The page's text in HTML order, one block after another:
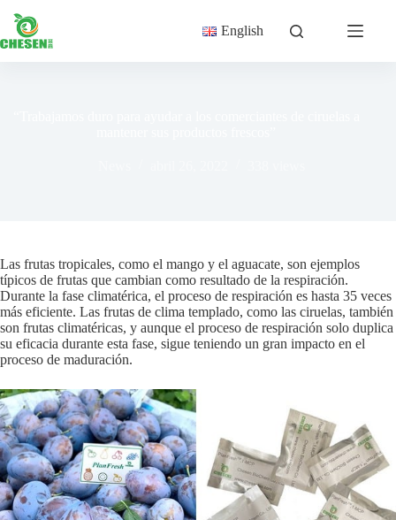
contenido
English
Las frutas tropicales, como el mango y el aguacate, son ejemplos
típicos de frutas que cambian como resultado de la respiración.
Durante la fase climatérica, el proceso de respiración es hasta 35 veces
más eficiente. Las frutas de clima templado, como las ciruelas, también
son frutas climatéricas, y aunque el proceso de respiración solo duplica
su eficacia durante esta fase, sigue teniendo un gran impacto en el
proceso de maduración.